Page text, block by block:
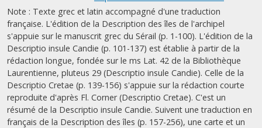
Note : Texte grec et latin accompagné d'une traduction
française. L'édition de la Description des îles de l'archipel
s'appuie sur le manuscrit grec du Sérail (p. 1-100). L'édition de la
Descriptio insule Candie (p. 101-137) est établie à partir de la
rédaction longue, fondée sur le ms Lat. 42 de la Bibliothèque
Laurentienne, pluteus 29 (Descriptio insule Candie). Celle de la
Descriptio Cretae (p. 139-156) s'appuie sur la rédaction courte
reproduite d'après Fl. Corner (Descriptio Cretae). C'est un
résumé de la Descriptio insule Candie. Suivent une traduction en
français de la Description des îles (p. 157-256), une carte et un